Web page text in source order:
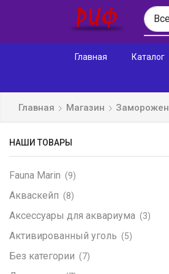
Главная Каталог
Главная Магазин
НАШИ ТОВАРЫ
Fauna Marin (9)
Акваскейп (8)
Аксессуары для аквариума (3)
Активированный уголь (5)
Без категории (7)